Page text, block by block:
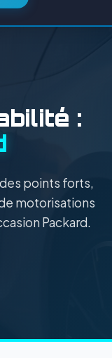
:
points forts,
motorisations
Packard.